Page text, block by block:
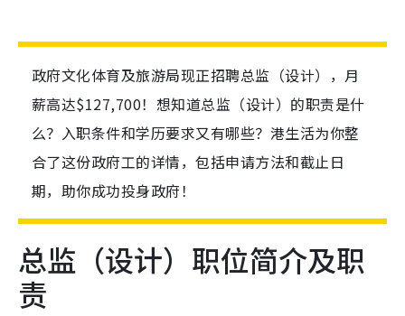
政府文化体育及旅游局现正招聘总监（设计），月
薪高达$127,700！想知道总监（设计）的职责是什
么？入职条件和学历要求又有哪些？港生活为你整
合了这份政府工的详情，包括申请方法和截止日
期，助你成功投身政府！
总监（设计）职位简介及职
责